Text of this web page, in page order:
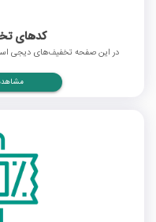
کدهای
در این صفحه تخفیف‌های دیجی